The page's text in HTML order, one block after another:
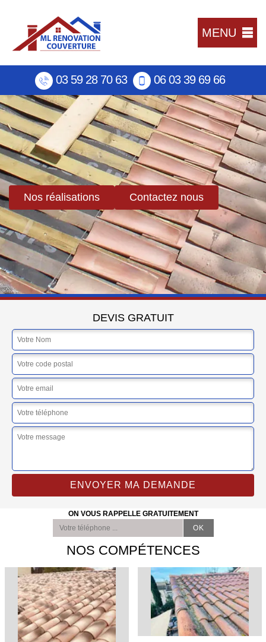
MENU
03 59 28 70 63 06 03 39 69 66
Nos réalisations Contactez nous
DEVIS GRATUIT
ON VOUS RAPPELLE GRATUITEMENT
NOS COMPÉTENCES